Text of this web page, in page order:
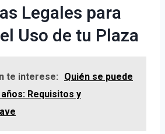
Legales para
Uso de tu Plaza
te interese:
Quién se puede
Requisitos y